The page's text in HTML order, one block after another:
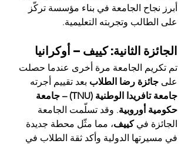
أبرز نجاح الجامعة في بناء مؤسسة تركّز
على الطالب وتجربته التعليمية.
الجائزة الثانية: كييف – أوكرانيا
تم تكريم الجامعة مرة أخرى عندما حصلت
على جائزة رضا الطلاب بعد تقييم أجرته
جامعة تافريدا الوطنية (TNU) – جامعة
حكومية أوروبية. وقد تسلّمت الجامعة
الجائزة في كييف، مما مثّل محطة جديدة
في مسيرتها الدولية وأكد ثقة الطلاب في